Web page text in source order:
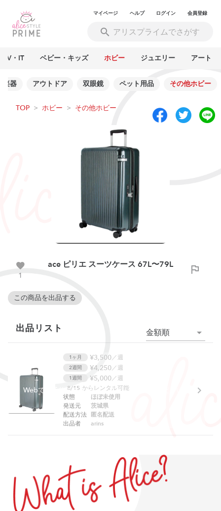
マイページ ヘルプ ログイン 会員登録
AV・IT ベビー・キッズ ホビー ジュエリー アート
楽器 アウトドア 双眼鏡 ペット用品 その他ホビー
TOP > ホビー > その他ホビー
1
ace ピリエ スーツケース 67L〜79L
この商品を出品する
出品リスト 金額順
Webでは予約できません。アプリをご利用ください。
1ヶ月 ¥3,500／週
2週間 ¥4,250／週
1週間 ¥5,000／週
8/15 からレンタル可能
状態
発送元
配送方法
出品者
ほぼ未使用
茨城県
匿名配送
arins